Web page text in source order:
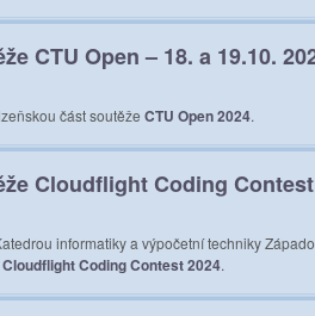
CTU Open – 18. a 19.10.
část soutěžeCTU Open 2024.
Cloudflight Coding Contest
informatiky a výpočetní techniky
Cloudflight Coding Contest 2024.